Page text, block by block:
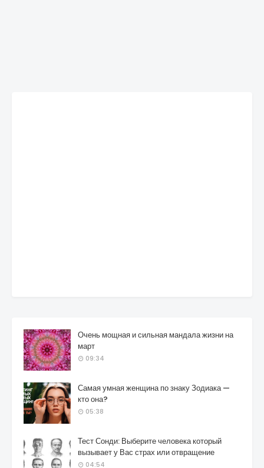
Очень мощная и сильная мандала жизни на
март
09:34
Самая умная женщина по знаку Зодиака —
кто она?
05:38
Тест Сонди: Выберите человека который
вызывает у Вас страх или отвращение
04:54